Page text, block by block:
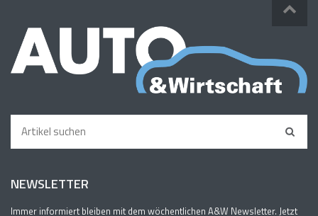
NEWSLETTER
Immer informiert bleiben mit dem wöchentlichen A&W Newsletter. Jetzt